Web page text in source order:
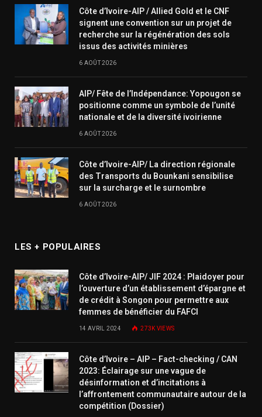
Côte d’Ivoire-AIP / Allied Gold et le CNF
signent une convention sur un projet de
recherche sur la régénération des sols
issus des activités minières
6 AOÛT 2026
AIP/ Fête de l’Indépendance: Yopougon se
positionne comme un symbole de l’unité
nationale et de la diversité ivoirienne
6 AOÛT 2026
Côte d’Ivoire-AIP/ La direction régionale
des Transports du Bounkani sensibilise
sur la surcharge et le surnombre
6 AOÛT 2026
LES + POPULAIRES
Côte d’Ivoire-AIP/ JIF 2024 : Plaidoyer pour
l’ouverture d’un établissement d’épargne et
de crédit à Songon pour permettre aux
femmes de bénéficier du FAFCI
14 AVRIL 2024 273K VIEWS
Côte d’Ivoire – AIP – Fact-checking / CAN
2023: Éclairage sur une vague de
désinformation et d’incitations à
l’affrontement communautaire autour de la
compétition (Dossier)